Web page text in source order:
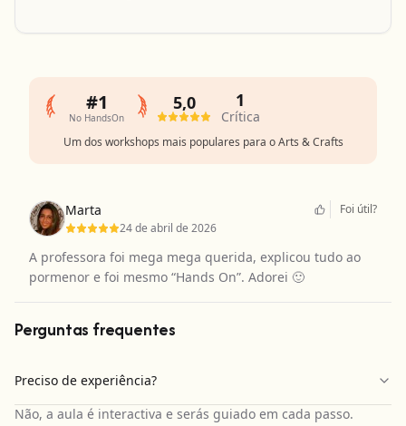
#1
No HandsOn
Um dos workshops mais populares para o Arts & Crafts
5,0 1
Crítica
Marta
24 de abril de 2026
Foi útil?
A professora foi mega mega querida, explicou tudo ao
pormenor e foi mesmo “Hands On”. Adorei 🙂
Perguntas frequentes
Preciso de experiência?
Não, a aula é interactiva e serás guiado em cada passo.